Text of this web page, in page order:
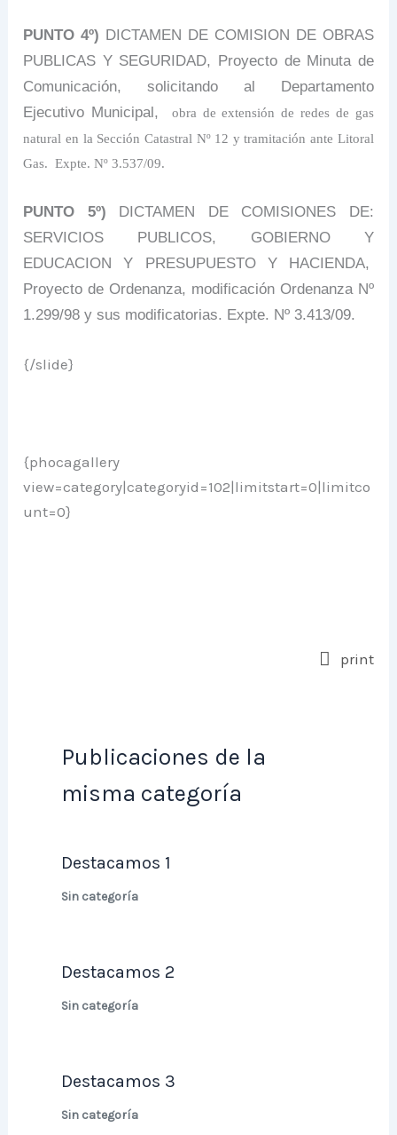
PUNTO 4º) DICTAMEN DE COMISION DE OBRAS
PUBLICAS Y SEGURIDAD, Proyecto de Minuta de
Comunicación, solicitando al Departamento
Ejecutivo Municipal,
obra de extensión de redes de gas
natural en la Sección Catastral Nº 12 y tramitación ante Litoral
Gas. Expte. Nº 3.537/09.
PUNTO 5º) DICTAMEN DE COMISIONES DE:
SERVICIOS PUBLICOS, GOBIERNO Y
EDUCACION Y PRESUPUESTO Y HACIENDA,
Proyecto de Ordenanza, modificación Ordenanza Nº
1.299/98 y sus modificatorias. Expte. Nº 3.413/09.
{/slide}
{phocagallery
view=category|categoryid=102|limitstart=0|limitco
unt=0}
print
Publicaciones de la
misma categoría
Destacamos 1
Sin categoría
Destacamos 2
Sin categoría
Destacamos 3
Sin categoría